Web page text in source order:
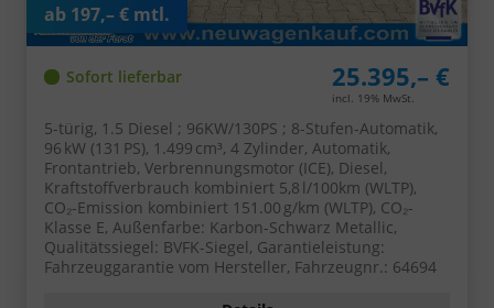
Sofort lieferbar 25.395,– €
incl. 19% MwSt.
ab 197,– € mtl.
5-türig, 1.5 Diesel ; 96KW/130PS ; 8-Stufen-Automatik,
96 kW (131 PS), 1.499 cm³, 4 Zylinder, Automatik,
Frontantrieb, Verbrennungsmotor (ICE), Diesel,
Kraftstoffverbrauch kombiniert 5,8 l/100km (WLTP),
CO₂-Emission kombiniert 151.00 g/km (WLTP), CO₂-
Klasse E, Außenfarbe: Karbon-Schwarz Metallic,
Qualitätssiegel: BVFK-Siegel, Garantieleistung:
Fahrzeuggarantie vom Hersteller, Fahrzeugnr.: 64694